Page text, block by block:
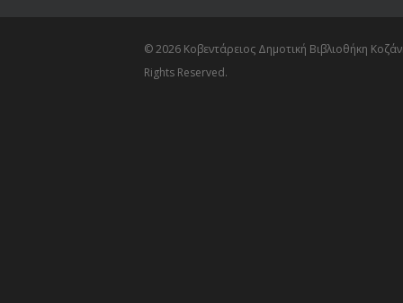
© 2026 Κοβεντάρειος Δημοτική Βιβλιοθήκη
Rights Reserved.